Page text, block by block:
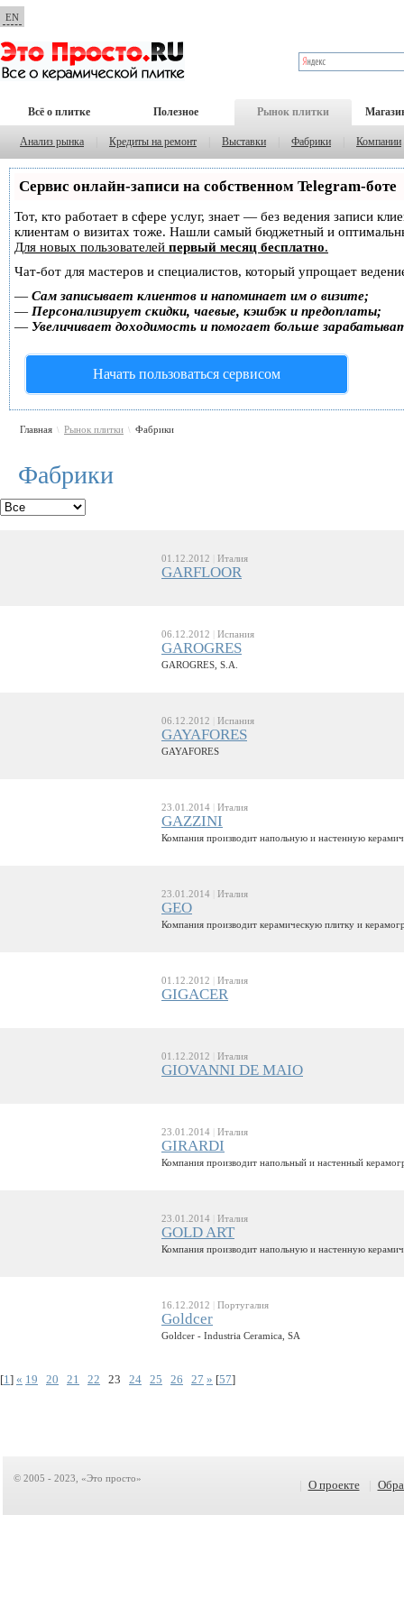
EN
Всё о плитке Полезное Рынок плитки
Анализ рынка Кредиты на ремонт Выставки Фабрики Компании
Сервис онлайн-записи на собственном Telegram-боте
Тот, кто работает в сфере услуг, знает — без ведения записи
клиентам о визитах тоже. Нашли самый бюджетный и
Для новых пользователей первый месяц бесплатно.
Чат-бот для мастеров и специалистов, который упрощает
— Сам записывает клиентов и напоминает им о визите;
— Персонализирует скидки, чаевые, кэшбэк и предоплаты;
— Увеличивает доходимость и помогает больше
Начать пользоваться сервисом
Главная \ Рынок плитки \ Фабрики
Фабрики
01.12.2012 Италия
GARFLOOR
06.12.2012 Испания
GAROGRES
GAROGRES, S.A.
06.12.2012 Испания
GAYAFORES
GAYAFORES
23.01.2014 Италия
GAZZINI
Компания производит напольную и настенную
23.01.2014 Италия
GEO
Компания производит керамическую плитку и
01.12.2012 Италия
GIGACER
01.12.2012 Италия
GIOVANNI DE MAIO
23.01.2014 Италия
GIRARDI
Компания производит напольный и настенный
23.01.2014 Италия
GOLD ART
Компания производит напольную и настенную
16.12.2012 Португалия
Goldcer
Goldcer - Industria Ceramica, SA
[1 ] « 19 20 21 22 23 24 25 26 27 » [57]
© 2005 - 2023, «Это просто» О проекте